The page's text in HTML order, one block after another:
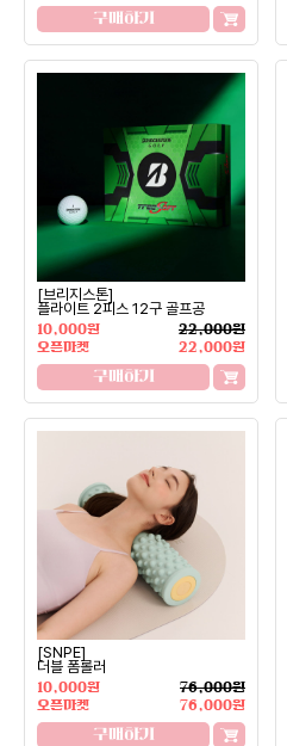
구매하기
[브리지스톤]
플라이트 2피스 12구 골프공
10,000원
22,000원
오픈마켓
22,000원
구매하기
[SNPE]
더블 폼롤러
10,000원
76,000원
오픈마켓
76,000원
구매하기